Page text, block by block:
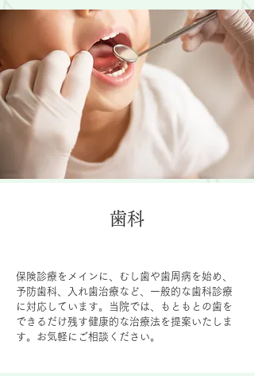
歯科
保険診療をメインに、むし歯や歯周病を始め、
予防歯科、入れ歯治療など、一般的な歯科診療
に対応しています。当院では、もともとの歯を
できるだけ残す健康的な治療法を提案いたしま
す。お気軽にご相談ください。